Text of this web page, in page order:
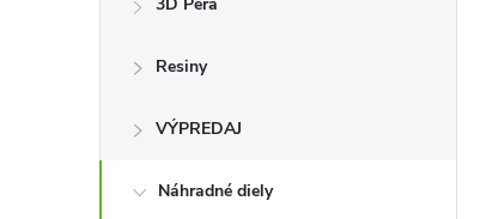
Resiny
VÝPREDAJ
Náhradné diely